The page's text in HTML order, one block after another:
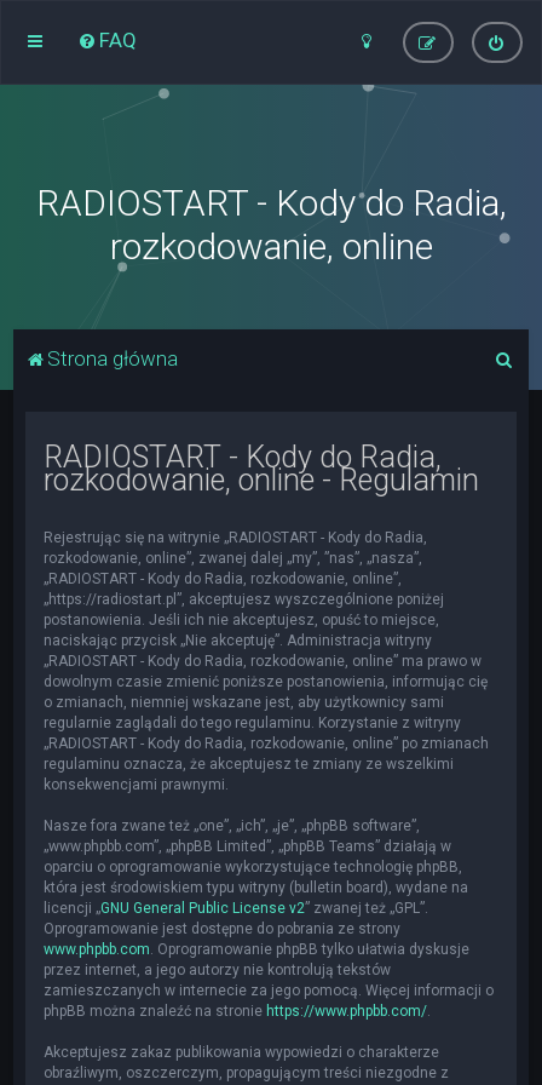
FAQ
RADIOSTART - Kody do Radia,
rozkodowanie, online
Strona główna
RADIOSTART - Kody do Radia,
rozkodowanie, online - Regulamin
Rejestrując się na witrynie „RADIOSTART - Kody do Radia,
rozkodowanie, online”, zwanej dalej „my”, ”nas”, „nasza”,
„RADIOSTART - Kody do Radia, rozkodowanie, online”,
„https://radiostart.pl”, akceptujesz wyszczególnione poniżej
postanowienia. Jeśli ich nie akceptujesz, opuść to miejsce,
naciskając przycisk „Nie akceptuję”. Administracja witryny
„RADIOSTART - Kody do Radia, rozkodowanie, online” ma prawo w
dowolnym czasie zmienić poniższe postanowienia, informując cię
o zmianach, niemniej wskazane jest, aby użytkownicy sami
regularnie zaglądali do tego regulaminu. Korzystanie z witryny
„RADIOSTART - Kody do Radia, rozkodowanie, online” po zmianach
regulaminu oznacza, że akceptujesz te zmiany ze wszelkimi
konsekwencjami prawnymi.
Nasze fora zwane też „one”, „ich”, „je”, „phpBB software”,
„www.phpbb.com”, „phpBB Limited”, „phpBB Teams” działają w
oparciu o oprogramowanie wykorzystujące technologię phpBB,
która jest środowiskiem typu witryny (bulletin board), wydane na
licencji „GNU General Public License v2” zwanej też „GPL”.
Oprogramowanie jest dostępne do pobrania ze strony
www.phpbb.com . Oprogramowanie phpBB tylko ułatwia dyskusje
przez internet, a jego autorzy nie kontrolują tekstów
zamieszczanych w internecie za jego pomocą. Więcej informacji o
phpBB można znaleźć na stronie https://www.phpbb.com/
Akceptujesz zakaz publikowania wypowiedzi o charakterze
obraźliwym, oszczerczym, propagującym treści niezgodne z